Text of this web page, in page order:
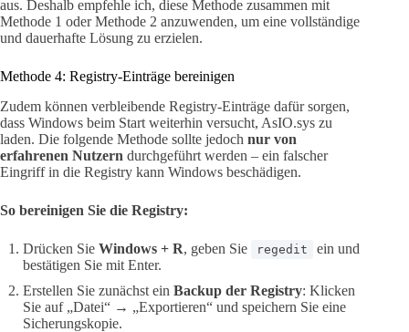
aus. Deshalb empfehle ich, diese Methode zusammen mit
Methode 1 oder Methode 2 anzuwenden, um eine vollständige
und dauerhafte Lösung zu erzielen.
Methode 4: Registry-Einträge bereinigen
Zudem können verbleibende Registry-Einträge dafür sorgen,
dass Windows beim Start weiterhin versucht, AsIO.sys zu
laden. Die folgende Methode sollte jedoch nur von
erfahrenen Nutzern durchgeführt werden – ein falscher
Eingriff in die Registry kann Windows beschädigen.
So bereinigen Sie die Registry:
Drücken Sie Windows + R, geben Sie regedit
ein und
bestätigen Sie mit Enter.
Erstellen Sie zunächst ein Backup der Registry: Klicken
Sie auf „Datei“ → „Exportieren“ und speichern Sie eine
Sicherungskopie.